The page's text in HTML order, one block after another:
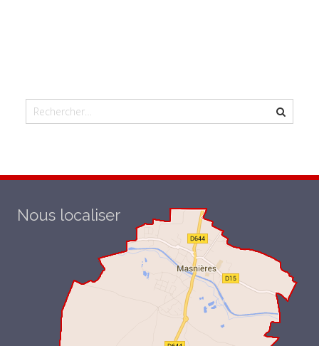
Nous localiser